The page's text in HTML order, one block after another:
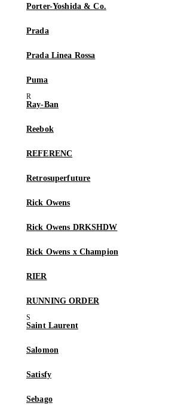
Porter-Yoshida & Co.
Prada
Prada Linea Rossa
Puma
Ray-Ban
Reebok
REFERENC
Retrosuperfuture
Rick Owens
Rick Owens DRKSHDW
Rick Owens x Champion
RIER
RUNNING ORDER
Saint Laurent
Salomon
Satisfy
Sebago